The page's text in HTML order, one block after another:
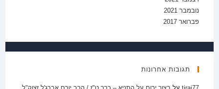
נובמבר 2021
פברואר 2017
תגובות אחרונות